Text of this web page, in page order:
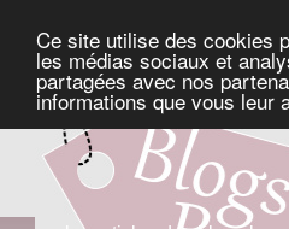
Ce site utilise des cookies
les médias sociaux et
partagées avec nos
informations que vous